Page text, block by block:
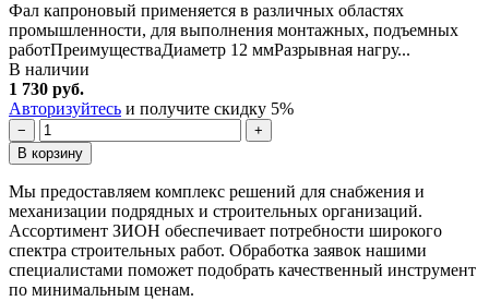
Фал капроновый применяется в различных областях
промышленности, для выполнения монтажных, подъемных
работПреимуществаДиаметр 12 ммРазрывная нагру...
В наличии
1 730 руб.
Авторизуйтесь и получите скидку 5%
−
+
В корзину
Мы предоставляем комплекс решений для снабжения и
механизации подрядных и строительных организаций.
Ассортимент ЗИОН обеспечивает потребности широкого
спектра строительных работ. Обработка заявок нашими
специалистами поможет подобрать качественный инструмент
по минимальным ценам.